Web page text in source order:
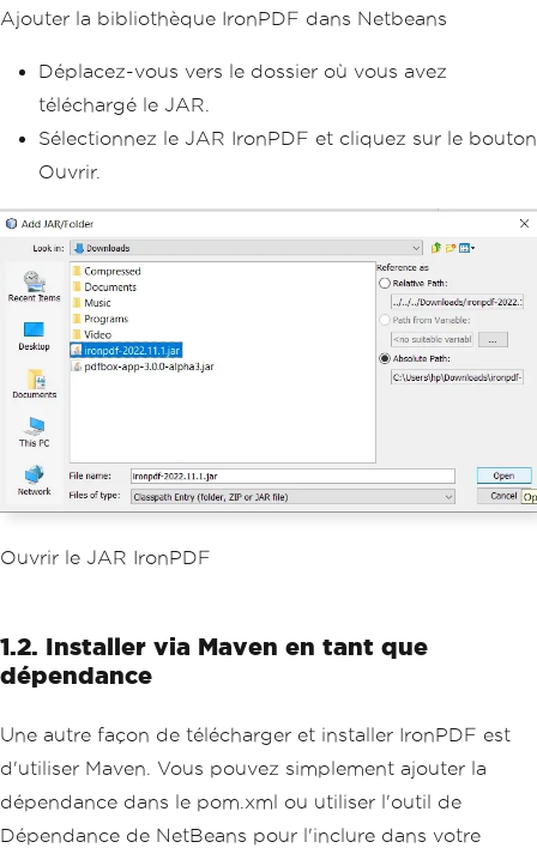
Ajouter la bibliothèque IronPDF dans Netbeans
Déplacez-vous vers le dossier où vous avez
téléchargé le JAR.
Sélectionnez le JAR IronPDF et cliquez sur le bouton
Ouvrir.
Ouvrir le JAR IronPDF
1.2. Installer via Maven en tant que
dépendance
Une autre façon de télécharger et installer IronPDF est
d'utiliser Maven. Vous pouvez simplement ajouter la
dépendance dans le pom.xml ou utiliser l'outil de
Dépendance de NetBeans pour l'inclure dans votre